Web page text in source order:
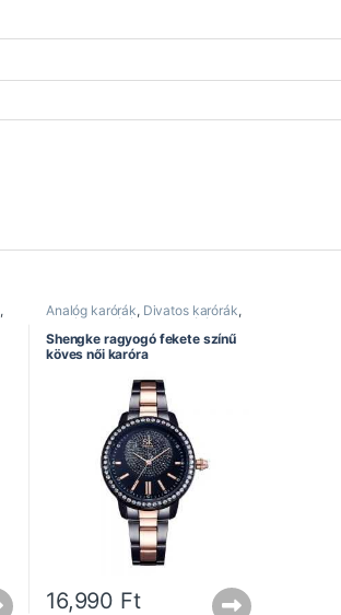
,
Analóg karórák, Divatos karórák,
Elegáns karórák
Női karórák
Shengke óra
Shengke ragyogó fekete színű
köves női karóra
16,990 Ft